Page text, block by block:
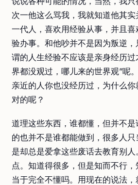
次一他这么骂我，我就知道他其
一代人，喜欢用经验从事，并且
验办事。和他吵并不是因为叛逆
谓的人生经验不应该是亲身经历
界都没观过，哪儿来的世界观”呢
亲近的人你也没经历过，为什么
对的呢？
道理这些东西，谁都懂，但并不
的也并不是谁都能做到，很多人
是却总是爱拿这些废话去教育别
点。知道得很多，但是知而不行
当于完全不懂吗。用现在的说法，